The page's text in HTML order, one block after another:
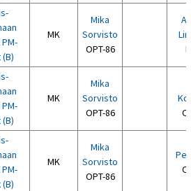
MK
Mika
Sorvisto
OPT-86
MK
Mika
Sorvisto
OPT-86
MK
Mika
Sorvisto
OPT-86